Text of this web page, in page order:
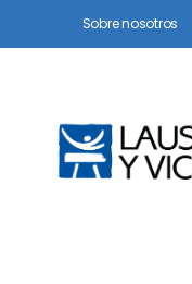
Sobre nosotros